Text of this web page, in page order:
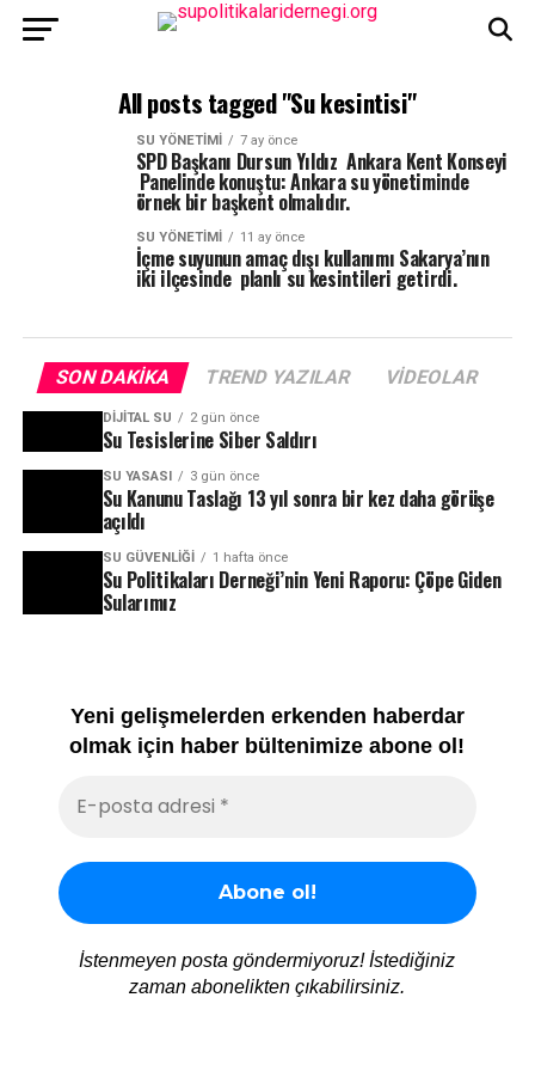
All posts tagged "Su kesintisi"
SU YÖNETIMI 7 ay önce
SPD Başkanı Dursun Yıldız Ankara Kent Konseyi
Panelinde konuştu: Ankara su yönetiminde
örnek bir başkent olmalıdır.
SU YÖNETIMI 11 ay önce
İçme suyunun amaç dışı kullanımı Sakarya’nın
iki ilçesinde planlı su kesintileri getirdi.
SON DAKIKA TREND YAZILAR VIDEOLAR
DIJITAL SU 2 gün önce
Su Tesislerine Siber Saldırı
SU YASASI 3 gün önce
Su Kanunu Taslağı 13 yıl sonra bir kez daha görüşe
açıldı
SU GÜVENLIĞI 1 hafta önce
Su Politikaları Derneği’nin Yeni Raporu: Çöpe Giden
Sularımız
Yeni gelişmelerden erkenden haberdar
olmak için haber bültenimize abone ol!
İstenmeyen posta göndermiyoruz! İstediğiniz
zaman abonelikten çıkabilirsiniz.